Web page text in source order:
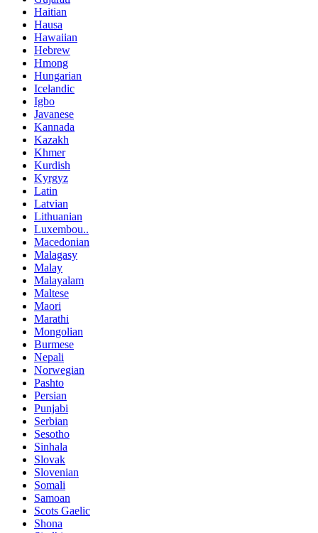
Haitian
Hausa
Hawaiian
Hebrew
Hmong
Hungarian
Icelandic
Igbo
Javanese
Kannada
Kazakh
Khmer
Kurdish
Kyrgyz
Latin
Latvian
Lithuanian
Luxembou..
Macedonian
Malagasy
Malay
Malayalam
Maltese
Maori
Marathi
Mongolian
Burmese
Nepali
Norwegian
Pashto
Persian
Punjabi
Serbian
Sesotho
Sinhala
Slovak
Slovenian
Somali
Samoan
Scots Gaelic
Shona